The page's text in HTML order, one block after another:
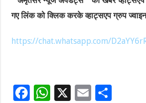
गए लिंक को क्लिक करके व्हाट्सएप ग्रुप
https://chat.whatsapp.com/
F
W X
E